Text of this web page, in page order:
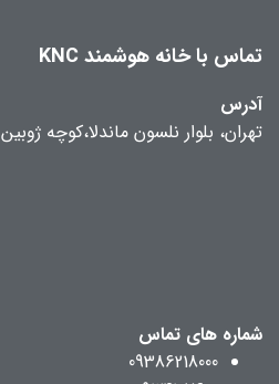
تماس با خانه هوشمند KNC
آدرس
تهران، بلوار نلسون ماندلا،کوچه ژوبین
شماره های تماس
09386218000